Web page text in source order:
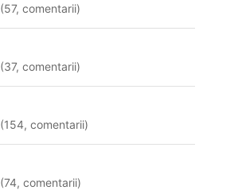
(57,comentarii)
(37,comentarii)
(154,comentarii)
(74,comentarii)